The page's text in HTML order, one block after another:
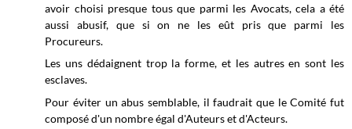
avoir choisi presque tous que parmi les Avocats, cela a été
aussi abusif, que si on ne les eût pris que parmi les
Procureurs.
Les uns dédaignent trop la forme, et les autres en sont les
esclaves.
Pour éviter un abus semblable, il faudrait que le Comité fut
composé d'un nombre égal d'Auteurs et d'Acteurs.